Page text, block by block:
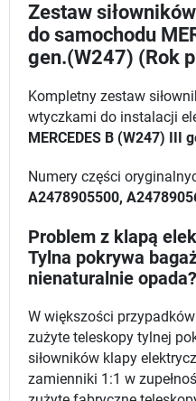
Zestaw
do samochodu
gen.(W247) (Rok
Kompletny zestaw
wtyczkami do instalacji
MERCEDES B (W247) III
Numery części
A2478905500,
Problem z klapą
Tylna pokrywa
nienaturalnie opada?
W większości
zużyte teleskopy tylnej
siłowników klapy
zamienniki 1:1 w